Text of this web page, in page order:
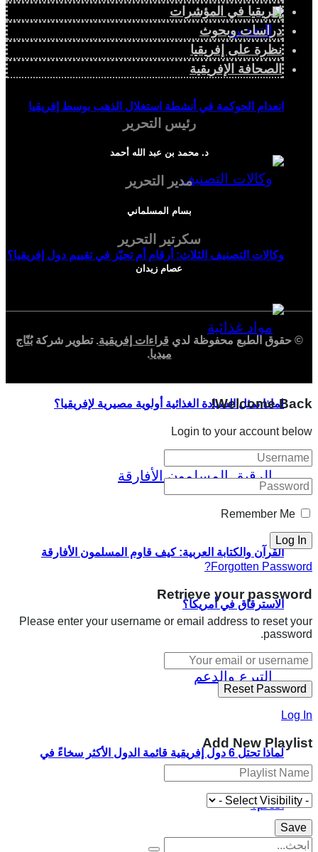
انعدام الحوكمة في أنشطة استغلال الذهب بوسط إفريقيا
وكالات التصنيف الثلاث: أرقام أم تحيّز في تقييم دول إفريقيا؟
لماذا تمثل السيادة الغذائية أولوية مصيرية لإفريقيا؟
القرآن والكتابة العربية: كيف قاوم المسلمون الأفارقة
الاسترقاق في أمريكا؟
لماذا تحتل 6 دول إفريقية قائمة الدول الأكثر سخاءً في
العالم؟
إفريقيا في المؤشرات
دراسات وبحوث
نظرة على إفريقيا
الصحافة الإفريقية
رئيس التحرير
د. محمد بن عبد الله أحمد
مدير التحرير
بسام المسلماني
سكرتير التحرير
عصام زيدان
© حقوق الطبع محفوظة لدي قراءات إفريقية. تطوير شركةبُنّاج
ميديا.
Welcome Back!
Login to your account below
Remember Me
Forgotten Password?
Retrieve your password
Please enter your username or email address to reset your
password.
Log In
Add New Playlist